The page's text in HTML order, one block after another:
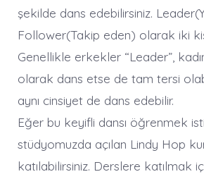
şekilde dans edebilirsiniz.
Follower(Takip eden) olarak iki
Genellikle erkekler “Leader”,
olarak dans etse de tam tersi
aynı cinsiyet de dans edebilir.
Eğer bu keyifli dansı öğrenmek
stüdyomuzda açılan Lindy Hop
katılabilirsiniz. Derslere katılmak